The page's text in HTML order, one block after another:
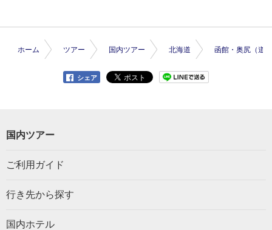
ホーム ツアー 国内ツアー 北海道 函館・奥尻（道
シェア
国内ツアー
ご利用ガイド
行き先から探す
国内ホテル